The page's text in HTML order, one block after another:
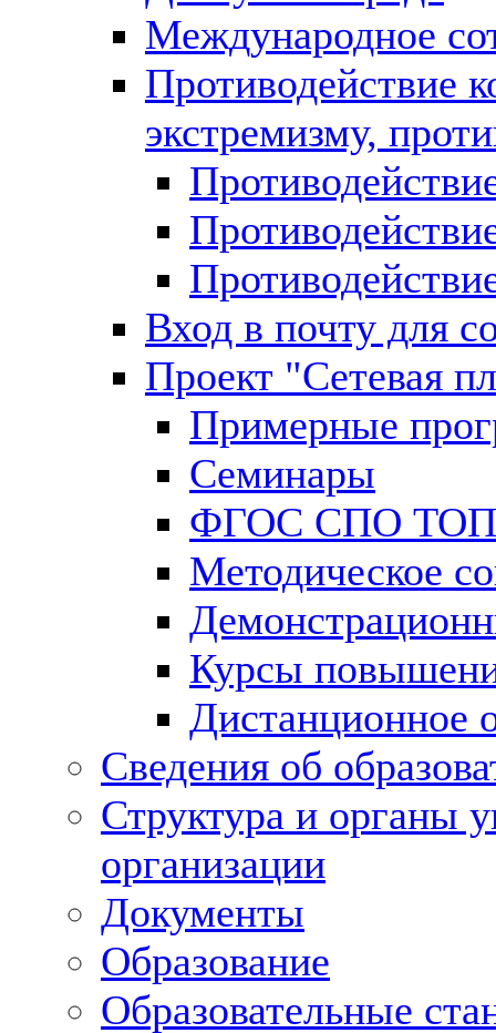
Международное
Противодействие
экстремизму,
Вход в почту для
Проект "Сетевая
Примерные
Семинары
ФГОС СПО
Методическое
Курсы
Дистанционное
Сведения об
Структура и органы
организации
Документы
Образование
Образовательные